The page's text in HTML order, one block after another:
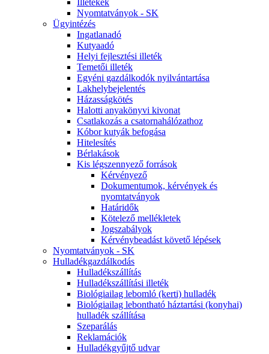
Illetékek
Nyomtatványok - SK
Ügyintézés
Ingatlanadó
Kutyaadó
Helyi fejlesztési illeték
Temetői illeték
Egyéni gazdálkodók nyilvántartása
Lakhelybejelentés
Házasságkötés
Halotti anyakönyvi kivonat
Csatlakozás a csatornahálózathoz
Kóbor kutyák befogása
Hitelesítés
Bérlakások
Kis légszennyező források
Kérvényező
Dokumentumok, kérvények és
nyomtatványok
Határidők
Kötelező mellékletek
Jogszabályok
Kérvénybeadást követő lépések
Nyomtatványok - SK
Hulladékgazdálkodás
Hulladékszállítás
Hulladékszállítási illeték
Biológiailag lebomló (kerti) hulladék
Biológiailag lebontható háztartási (konyhai)
hulladék szállítása
Szeparálás
Reklamációk
Hulladékgyűjtő udvar